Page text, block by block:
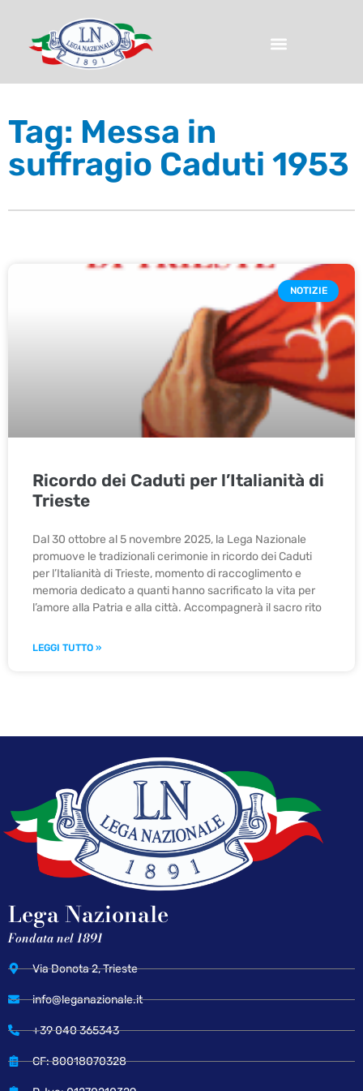
Tag: Messa in
suffragio Caduti 1953
NOTIZIE
Ricordo dei Caduti per l’Italianità di
Trieste
Dal 30 ottobre al 5 novembre 2025, la Lega Nazionale
promuove le tradizionali cerimonie in ricordo dei Caduti
per l’Italianità di Trieste, momento di raccoglimento e
memoria dedicato a quanti hanno sacrificato la vita per
l’amore alla Patria e alla città. Accompagnerà il sacro rito
LEGGI TUTTO »
Lega Nazionale
Fondata nel 1891
Via Donota 2, Trieste
info@leganazionale.it
+39 040 365343
CF: 80018070328